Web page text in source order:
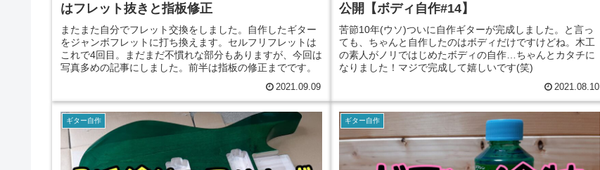
はフレット抜きと指板修正
またまた自分でフレット交換をしました。自作したギター
をジャンボフレットに打ち換えます。セルフリフレットは
これで4回目。まだまだ不慣れな部分もありますが、今回は
写真多めの記事にしました。前半は指板の修正までです。
2021.09.09
公開【ボディ自作#14】
苦節10年(ウソ)ついに自作ギターが完成しました。と言っ
ても、ちゃんと自作したのはボディだけですけどね。木工
の素人がノリではじめたボディの自作…ちゃんとカタチに
なりました！マジで完成して嬉しいです(笑)
2021.08.10
ギター自作 ギター自作